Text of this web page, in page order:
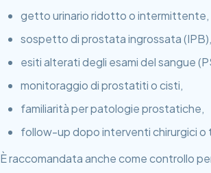
getto urinario ridotto o intermittente,
sospetto di prostata ingrossata (IPB),
esiti alterati degli esami del sangue
monitoraggio di prostatiti o cisti,
familiarità per patologie prostatiche,
follow-up dopo interventi chirurgici
È raccomandata anche come controllo